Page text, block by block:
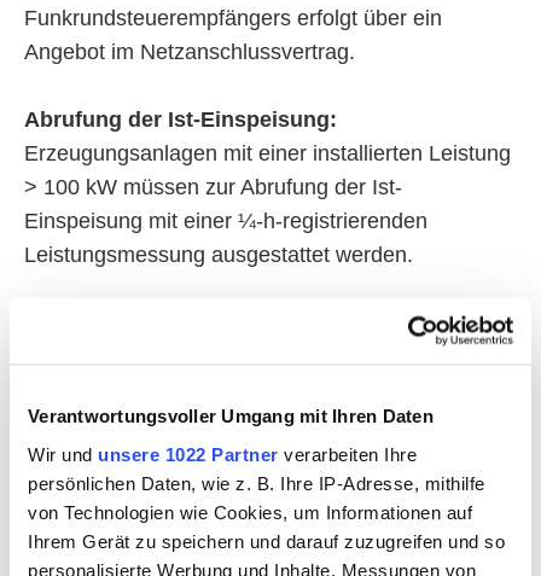
Verantwortungsvoller Umgang mit Ihren Daten
Wir und unsere 1022 Partner verarbeiten Ihre
persönlichen Daten, wie z. B. Ihre IP-Adresse, mithilfe
von Technologien wie Cookies, um Informationen auf
Ihrem Gerät zu speichern und darauf zuzugreifen und so
personalisierte Werbung und Inhalte, Messungen von
Funkrundsteuerempfängers erfolgt über ein
Angebot im Netzanschlussvertrag.
Abrufung der Ist-Einspeisung:
Erzeugungsanlagen mit einer installierten Leistung
> 100 kW müssen zur Abrufung der Ist-
Einspeisung mit einer ¼-h-registrierenden
Leistungsmessung ausgestattet werden.
Umsetzung bei PV-Anlagen >30 kWp bis =
Bei PV-Anlagen mit einer installierten
Modulleistung >30 kWp bis ≤100 kWp wird die
Leistungsreduzierung über
Funkrundsteuerempfänger (FRE) realisiert. Die
Anbindung des Funkrundsteuerempfängers an die